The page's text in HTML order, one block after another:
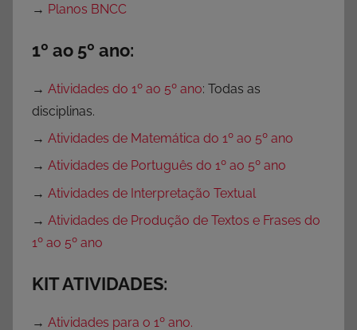
p
r
a
f
s
→ Planos BNCC
1º ao 5º ano:
→ Atividades do 1º ao 5º ano: Todas as
disciplinas.
→ Atividades de Matemática do 1º ao 5º ano
→ Atividades de Português do 1º ao 5º ano
→ Atividades de Interpretação Textual
→ Atividades de Produção de Textos e Frases do
1º ao 5º ano
KIT ATIVIDADES:
→ Atividades para o 1º ano.